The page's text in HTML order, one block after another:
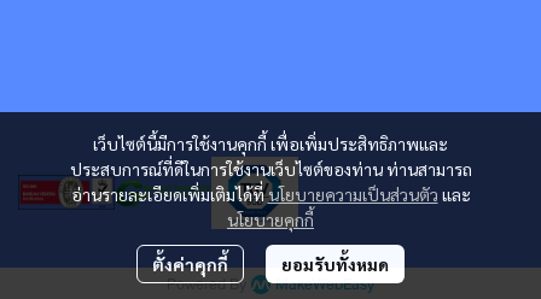
เว็บไซต์นี้มีการใช้งานคุกกี้ เพื่อเพิ่มประสิทธิภาพและ
ประสบการณ์ที่ดีในการใช้งานเว็บไซต์ของท่าน ท่านสามารถ
อ่านรายละเอียดเพิ่มเติมได้ที่นโยบายความเป็นส่วนตัว และ
นโยบายคุกกี้
ตั้งค่าคุกกี้ ยอมรับทั้งหมด
Powered By MakeWebEasy